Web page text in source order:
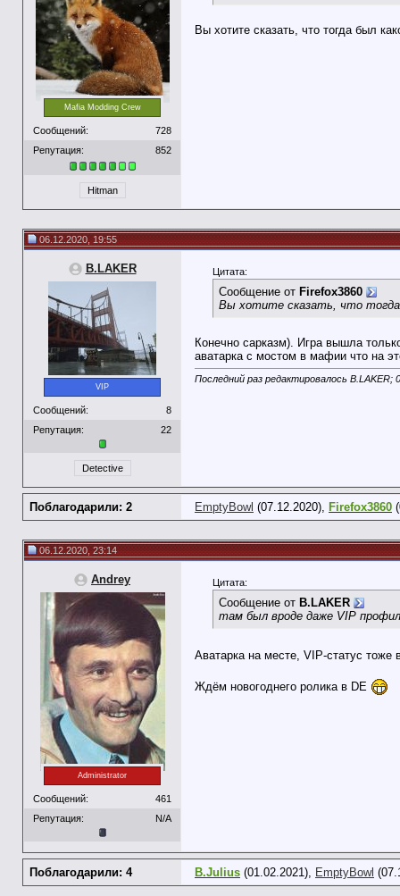
Mafia Modding Crew
Сообщений:
728
Репутация:
852
Hitman
Вы хотите сказать, что тогда был
06.12.2020, 19:55
B.LAKER
VIP
Сообщений:
8
Репутация:
22
Detective
Цитата:
Сообщение от Firefox3860
Вы хотите сказать, что
Конечно сарказм). Игра вышла
аватарка с мостом в мафии что на
Последний раз редактировалось B.LAKER;
Поблагодарили: 2 EmptyBowl (07.12.2020), Firefox3860
06.12.2020, 23:14
Andrey
Administrator
Сообщений:
461
Репутация:
N/A
Цитата:
Сообщение от B.LAKER
там был вроде даже VIP
Аватарка на месте, VIP-статус
Ждём новогоднего ролика в DE
Поблагодарили: 4 B.Julius (01.02.2021), EmptyBowl